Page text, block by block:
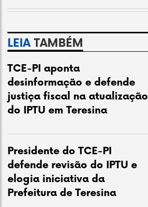
LEIATAMBÉM
TCE-PI aponta
desinformação e defende
justiça fiscal na atualização
do IPTU em Teresina
Presidente do TCE-PI
defende revisão do IPTU e
elogia iniciativa da
Prefeitura de Teresina